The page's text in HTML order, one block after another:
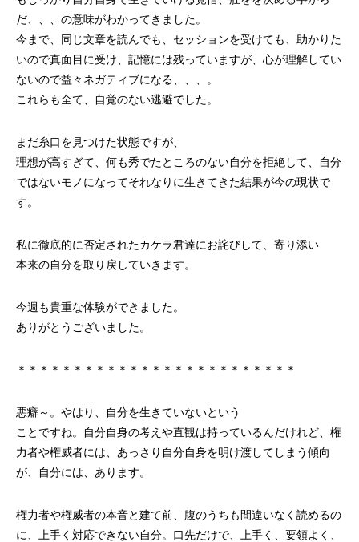
だ、、、の意味がわかってきました。
今まで、同じ文章を読んでも、セッションを受けても、助かりた
いので真面目に受け、記憶には残っていますが、心が理解してい
ないので益々ネガティブになる、、、。
これらも全て、自覚のない逃避でした。
まだ糸口を見つけた状態ですが、
理想が高すぎて、何も秀でたところのない自分を拒絶して、自分
ではないモノになってそれなりに生きてきた結果が今の現状で
す。
私に徹底的に否定されたカケラ君達にお詫びして、寄り添い
本来の自分を取り戻していきます。
今週も貴重な体験ができました。
ありがとうございました。
＊＊＊＊＊＊＊＊＊＊＊＊＊＊＊＊＊＊＊＊＊＊＊＊＊
悪癖～。やはり、自分を生きていないという
ことですね。自分自身の考えや直観は持っているんだけれど、権
力者や権威者には、あっさり自分自身を明け渡してしまう傾向
が、自分には、あります。
権力者や権威者の本音と建て前、腹のうちも間違いなく読めるの
に、上手く対応できない自分。口先だけで、上手く、要領よく、